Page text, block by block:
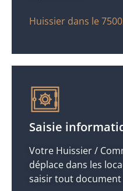
Huissier dans le
Saisie
Votre Huissier /
déplace dans les
saisir tout